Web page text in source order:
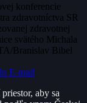
konferencie
zdravotníctva SR
zdravotnej
svätého Michala
Branislav Bibel
E-mail
aby sa